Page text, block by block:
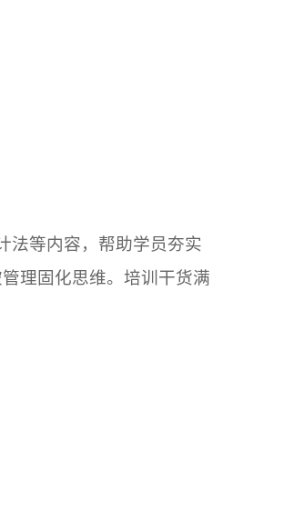
法等内容，帮助学员夯实
理固化思维。培训干货满